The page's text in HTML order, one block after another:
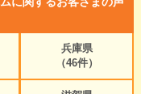
兵庫県
（46件）